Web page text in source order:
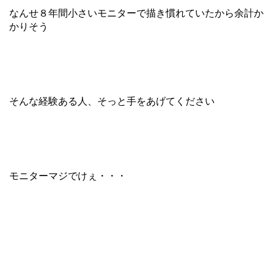
なんせ８年間小さいモニターで描き慣れていたから余計か
かりそう
そんな経験ある人、そっと手をあげてください
モニターマジでけぇ・・・